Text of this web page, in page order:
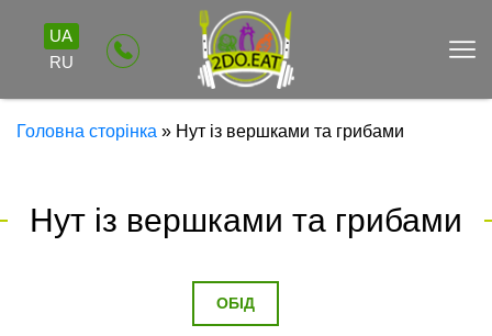
UA
RU
Головна сторінка » Нут із вершками та грибами
Нут із вершками та грибами
ОБІД